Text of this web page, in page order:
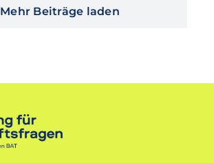
Mehr Beiträge laden